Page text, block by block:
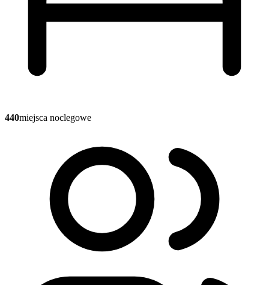
440miejsca noclegowe